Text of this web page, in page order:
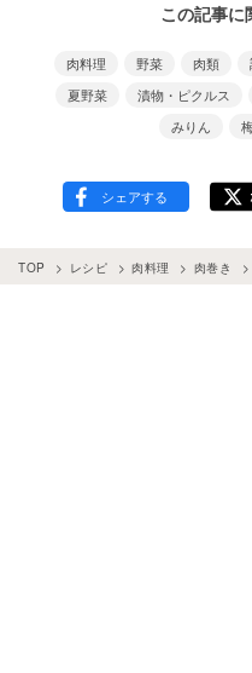
この記事に
肉料理 野菜 肉類
夏野菜
漬物・ピクルス
みりん
TOP レシピ 肉料理 肉巻き